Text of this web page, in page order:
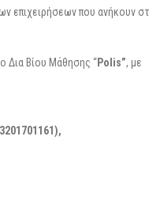
επιχειρήσεων που ανήκουν
Δια Βίου Μάθησης “Polis”, με
3201701161),